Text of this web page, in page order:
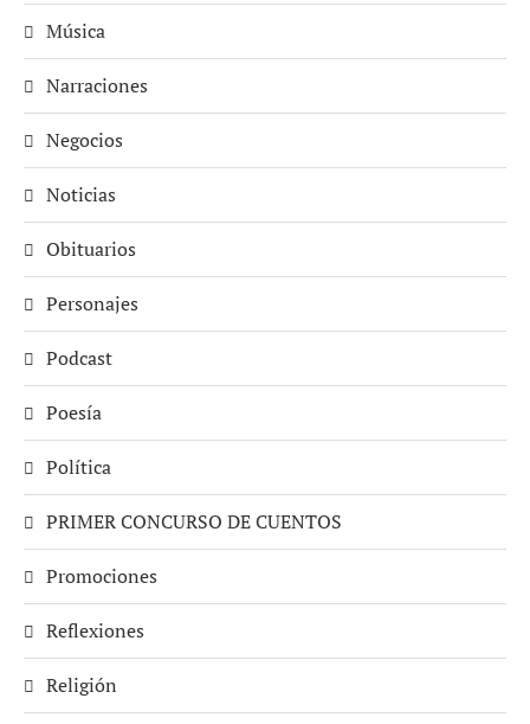
Música
Narraciones
Negocios
Noticias
Obituarios
Personajes
Podcast
Poesía
Política
PRIMER CONCURSO DE CUENTOS
Promociones
Reflexiones
Religión